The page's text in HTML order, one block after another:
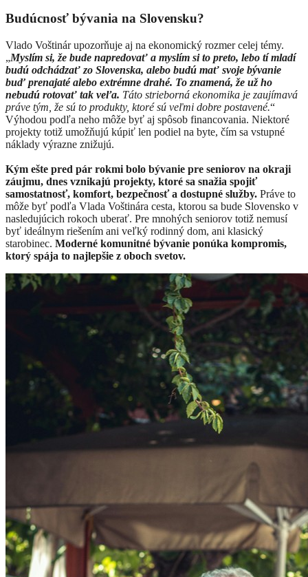
Budúcnosť bývania na Slovensku?
Vlado Voštinár upozorňuje aj na ekonomický rozmer celej témy.
„Myslím si, že bude napredovať a myslím si to preto, lebo tí mladí
budú odchádzať zo Slovenska, alebo budú mať svoje bývanie
buď prenajaté alebo extrémne drahé. To znamená, že už ho
nebudú rotovať tak veľa. Táto strieborná ekonomika je zaujímavá
práve tým, že sú to produkty, ktoré sú veľmi dobre postavené.“
Výhodou podľa neho môže byť aj spôsob financovania. Niektoré
projekty totiž umožňujú kúpiť len podiel na byte, čím sa vstupné
náklady výrazne znižujú.
Kým ešte pred pár rokmi bolo bývanie pre seniorov na okraji
záujmu, dnes vznikajú projekty, ktoré sa snažia spojiť
samostatnosť, komfort, bezpečnosť a dostupné služby. Práve to
môže byť podľa Vlada Voštinára cesta, ktorou sa bude Slovensko v
nasledujúcich rokoch uberať. Pre mnohých seniorov totiž nemusí
byť ideálnym riešením ani veľký rodinný dom, ani klasický
starobinec. Moderné komunitné bývanie ponúka kompromis,
ktorý spája to najlepšie z oboch svetov.